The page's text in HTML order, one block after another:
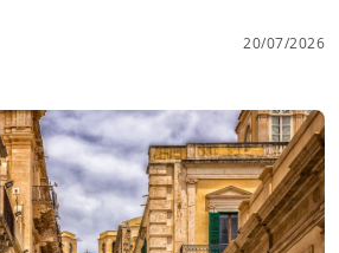
20/07/2026